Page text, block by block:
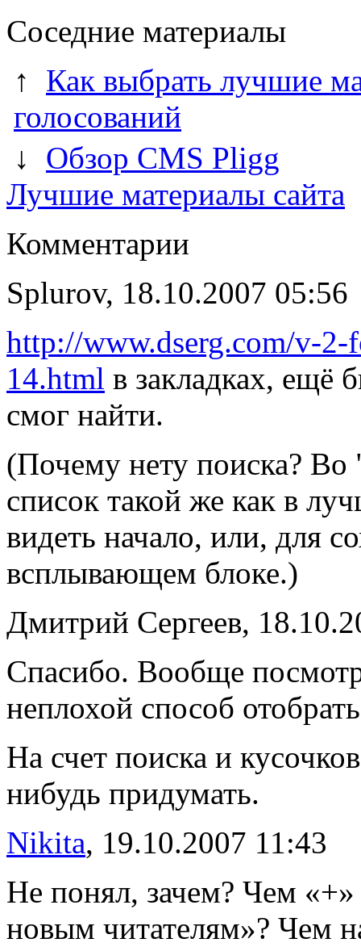
Соседние материалы
↑ Как выбрать лучшие
голосований
↓ Обзор CMS Pligg
Лучшие материалы сайта
Комментарии
Splurov, 18.10.2007 05:56
http://www.dserg.com/v-
14.html в закладках, ещё
смог найти.
(Почему нету поиска? Во
список такой же как в
видеть начало, или, для
всплывающем блоке.)
Дмитрий Сергеев,
Спасибо. Вообще
неплохой способ
На счет поиска и
нибудь придумать.
Nikita, 19.10.2007 11:43
Не понял, зачем? Чем «+»
новым читателям»? Чем